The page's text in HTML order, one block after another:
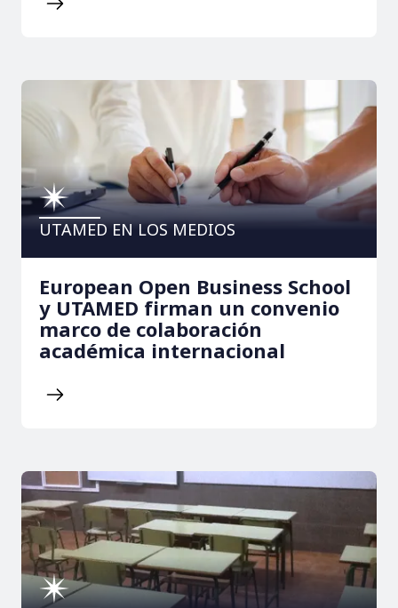
UTAMED EN LOS MEDIOS
European Open Business School
y UTAMED firman un convenio
marco de colaboración
académica internacional